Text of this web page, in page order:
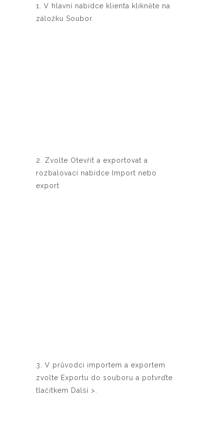
1. V hlavní nabídce klienta klikněte na
záložku Soubor.
2. Zvolte Otevřít a exportovat a
rozbalovací nabídce Import nebo
export
3. V průvodci importem a exportem
zvolte Exportu do souboru a potvrďte
tlačítkem Další >.